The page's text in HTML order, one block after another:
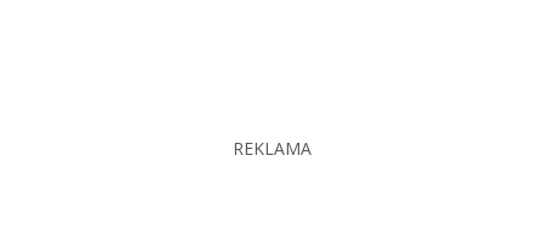
REKLAMA